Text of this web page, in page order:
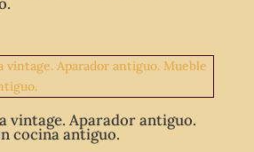
vintage. Aparador antiguo.
cocina antiguo.